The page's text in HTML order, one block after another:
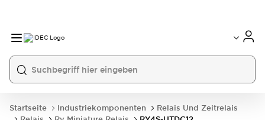
Startseite Industriekomponenten
Relais Und Zeitrelais